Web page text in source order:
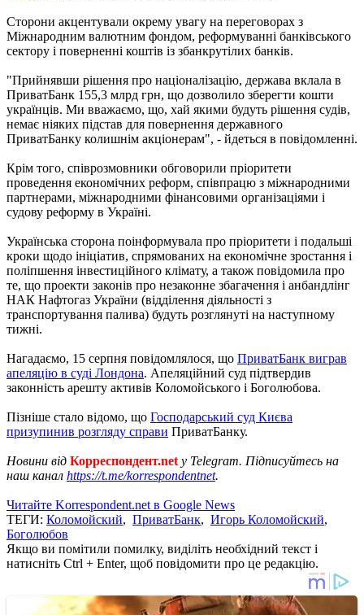
Сторони акцентували окрему увагу на переговорах з
Міжнародним валютним фондом, реформуванні банківського
сектору і поверненні коштів із збанкрутілих банків.
"Прийнявши рішення про націоналізацію, держава вклала в
ПриватБанк 155,3 млрд грн, що дозволило зберегти кошти
українців. Ми вважаємо, що, хай якими будуть рішення судів,
немає ніяких підстав для повернення державного
ПриватБанку колишнім акціонерам", - йдеться в повідомленні.
Крім того, співрозмовники обговорили пріоритети
проведення економічних реформ, співпрацю з міжнародними
партнерами, міжнародними фінансовими організаціями і
судову реформу в Україні.
Українська сторона поінформувала про пріоритети і подальші
кроки щодо ініціатив, спрямованих на економічне зростання і
поліпшення інвестиційного клімату, а також повідомила про
те, що проекти законів про незаконне збагачення і анбандлінг
НАК Нафтогаз України (відділення діяльності з
транспортування палива) будуть розглянуті на наступному
тижні.
Нагадаємо, 15 серпня повідомлялося, що ПриватБанк виграв
апеляцію в суді Лондона. Апеляційний суд підтвердив
законність арешту активів Коломойського і Боголюбова.
Пізніше стало відомо, що Господарський суд Києва
призупинив розгляду справи ПриватБанку.
Новини від Корреспондент.net у Telegram. Підписуйтесь на
наш канал https://t.me/korrespondentnet.
Читайте Korrespondent.net в Google News
ТЕГИ: Коломойский, ПриватБанк, Игорь Коломойский,
Боголюбов
Якщо ви помітили помилку, виділіть необхідний текст і
натисніть Ctrl + Enter, щоб повідомити про це редакцію.